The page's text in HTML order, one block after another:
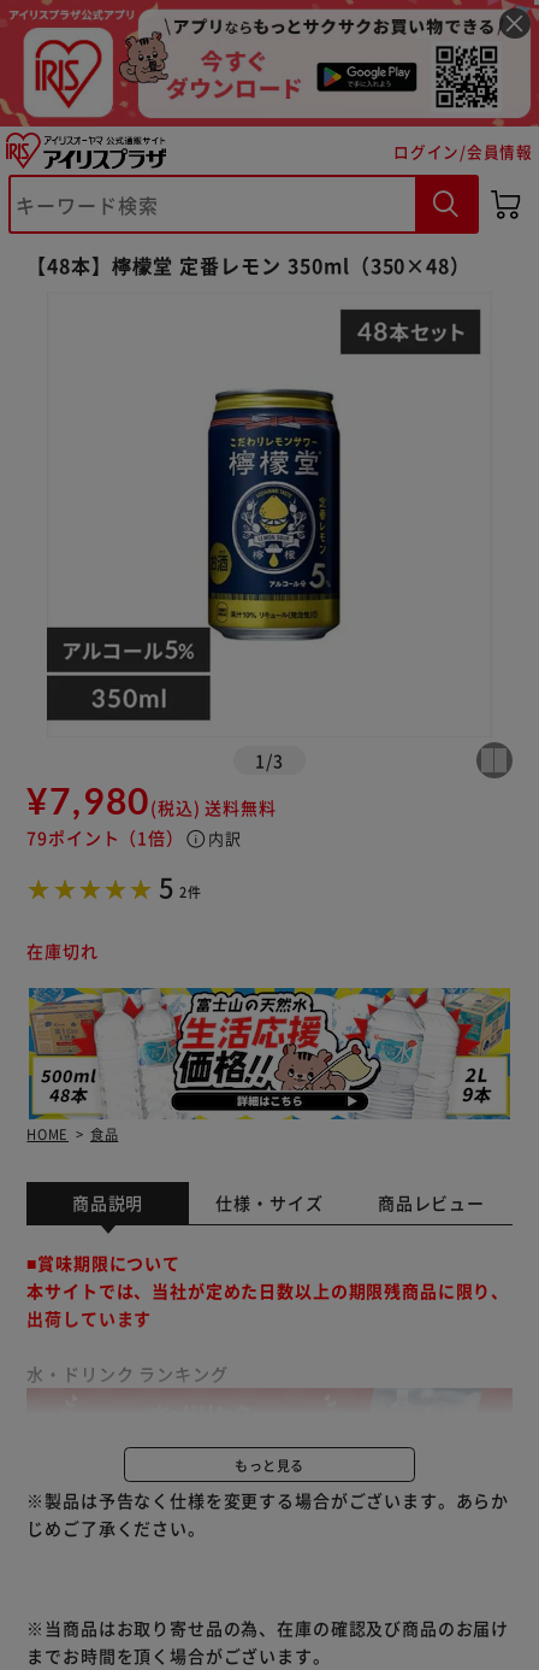
ログイン/会員情報
【48本】檸檬堂 定番レモン 350ml（350×48）
1 /3
¥7,980(税込) 送料無料
79ポイント （1倍） info 内訳
5 2件
在庫切れ
HOME 食品
商品説明 仕様・サイズ 商品レビュー
■賞味期限について
本サイトでは、当社が定めた日数以上の期限残商品に限り、
出荷しています
水・ドリンク ランキング
コカ・コーラ社初のアルコール飲料！
酒場を研究してたどりついたこだわりの「前割りレモン製
法」、 レモンだけにこだわった品揃え、 好みで選べるアル
お店の定番のおいしさを実現。
すべてのレモンサワー好きの方に。
もっと見る
※製品は予告なく仕様を変更する場合がございます。あらか
じめご了承ください。
※当商品はお取り寄せ品の為、在庫の確認及び商品のお届け
までお時間を頂く場合がございます。
※ご確認ください